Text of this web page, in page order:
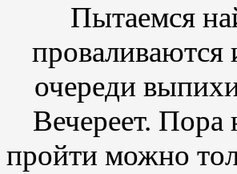
Пытаемся
очереди
Вечереет. Пора
пройти можно